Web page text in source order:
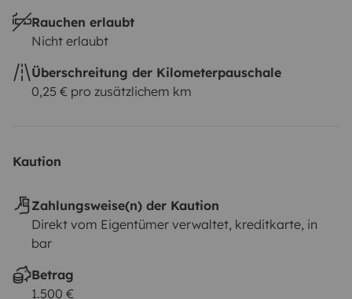
Rauchen erlaubt
Nicht erlaubt
Überschreitung der Kilometerpauschale
0,25 € pro zusätzlichem km
Kaution
Zahlungsweise(n) der Kaution
Direkt vom Eigentümer verwaltet, kreditkarte, in
bar
Betrag
1.500 €